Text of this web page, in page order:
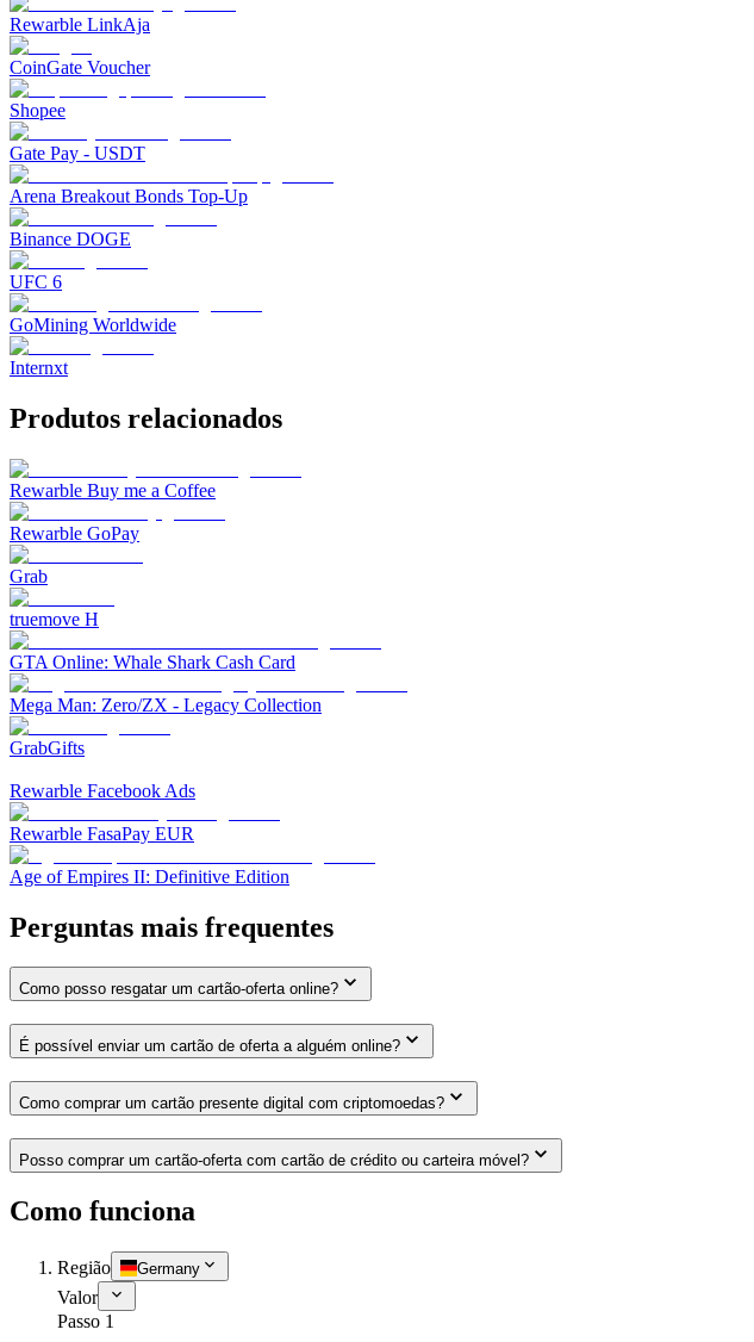
Rewarble LinkAja
CoinGate Voucher
Shopee
Gate Pay - USDT
Arena Breakout Bonds Top-Up
Binance DOGE
UFC 6
GoMining Worldwide
Internxt
Produtos relacionados
Rewarble Buy me a Coffee
Rewarble GoPay
Grab
truemove H
GTA Online: Whale Shark Cash Card
Mega Man: Zero/ZX - Legacy Collection
GrabGifts
Rewarble Facebook Ads
Rewarble FasaPay EUR
Age of Empires II: Definitive Edition
Perguntas mais frequentes
Como posso resgatar um cartão-oferta online?
É possível enviar um cartão de oferta a alguém online?
Como comprar um cartão presente digital com criptomoedas?
Posso comprar um cartão-oferta com cartão de crédito ou carteira móvel?
Como funciona
Região Germany
Valor
Passo 1